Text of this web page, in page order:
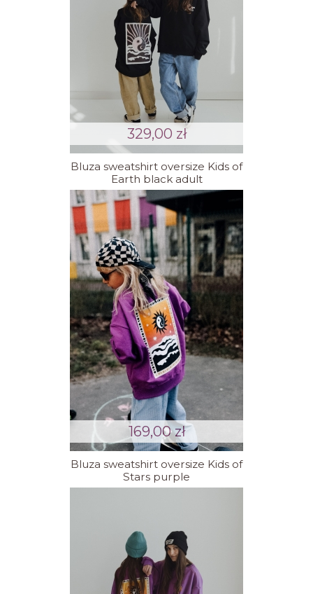
Bluza sweatshirt oversize Kids of
Earth black adult
329,00 zł
Bluza sweatshirt oversize Kids of
Stars purple
169,00 zł